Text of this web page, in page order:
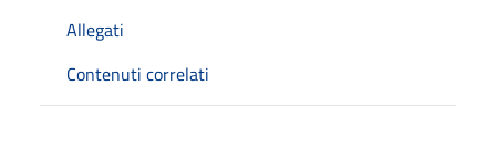
Allegati
Contenuti correlati